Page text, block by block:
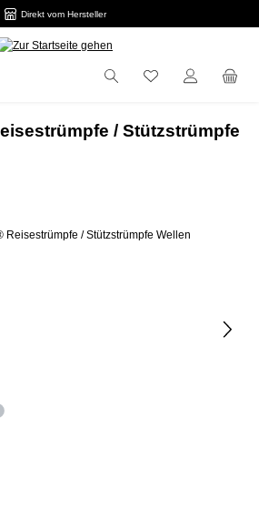
Direkt vom Hersteller
/ Stützstrümpfe